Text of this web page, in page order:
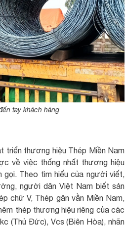
tay khách hàng
triển thương hiệu Thép Miền Nam
về việc thống nhất thương hiệu
gọi. Theo tìm hiểu của người viết,
người dân Việt Nam biết sản
chữ V, Thép gân vằn Miền Nam,
thép thương hiệu riêng của các
(Thủ Đức), Vcs (Biên Hòa), nhãn